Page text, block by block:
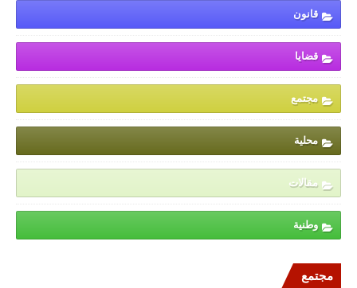
قانون
قضايا
مجتمع
محلية
مقالات
وطنية
مجتمع